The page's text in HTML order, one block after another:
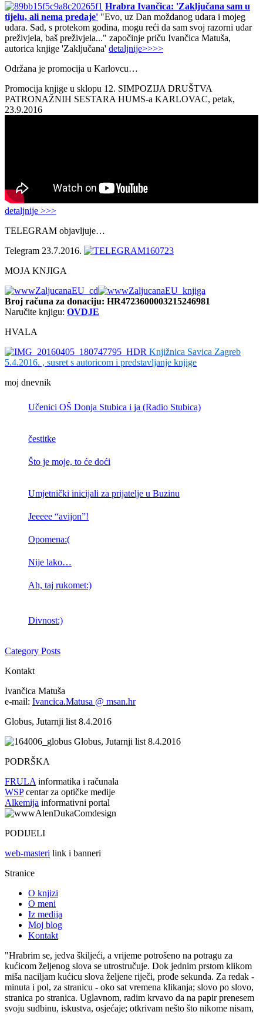
Hrabra Ivančica: 'Zaključana sam u
tijelu, ali nema predaje' "Evo, uz Dan moždanog udara i mojeg
udara. Sad, s protekom godina, mogu reći da sam svoj razorni udar
preživjela, baš preživjela..." započinje priču Ivančica Matuša,
autorica knjige 'Zaključana' detaljnije>>>>
Održana je promocija u Karlovcu…
Promocija knjige u sklopu 12. SIMPOZIJA DRUŠTVA
PATRONAŽNIH SESTARA HUMS-a KARLOVAC, petak,
23.9.2016
detaljnije >>>
TELEGRAM objavljuje…
Telegram 23.7.2016.
MOJA KNJIGA
Broj računa za donaciju: HR4723600003215246981
Naručite knjigu: OVDJE
HVALA
Knjižnica Savica Zagreb
5.4.2016. , susret s autoricom i predstavljanje knjige
moj dnevnik
Učenici OŠ Donja Stubica i ja (Radio Stubica)
čestitke
Što je moje, to će doći
Umjetnički inicijali za prijatelje u Buzinu
Jeeeee “avijon”!
Opomena:(
Nije lako…
Ah, taj rukomet:)
Divnost:)
Category Posts
Kontakt
Ivančica Matuša
e-mail: Ivancica.Matusa @ msan.hr
Globus, Jutarnji list 8.4.2016
Globus, Jutarnji list 8.4.2016
PODRŠKA
FRULA informatika i računala
WSPcentar za optičke medije
Alkemija informativni portal
PODIJELI
web-masteri link i banneri
Stranice
O knjizi
O meni
Iz medija
Moj blog
Kontakt
"Hrabrim se, jedva škiljeći, a vrijeme potrošeno na potragu za
kućicom željenog slova se utrostručuje. Dok jednim prstom klikom
miša naciljam kućicu slova željene riječi, prođe sekunda. Za redak -
minuta i pol, za stranicu - oko sat vremena klikanja; slovo po slovo,
stranica po stranica. Uglavnom, radim krvavo da na papir prenesem
svoju sudbinu, iskustva, osjećaje; otkrivam nešto što nikome nisam,